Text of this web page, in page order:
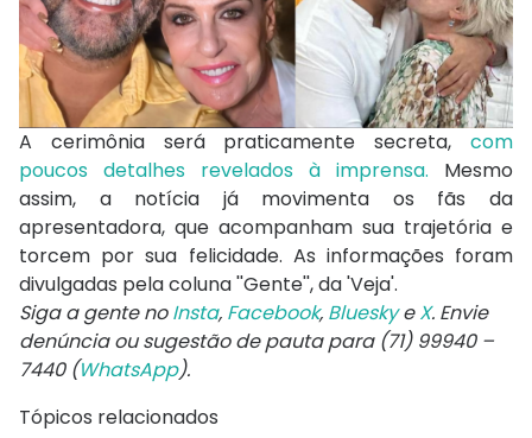
A cerimônia será praticamente secreta, com
poucos detalhes revelados à imprensa. Mesmo
assim, a notícia já movimenta os fãs da
apresentadora, que acompanham sua trajetória e
torcem por sua felicidade. As informações foram
divulgadas pela coluna ''Gente'', da 'Veja'.
Siga a gente noInsta, Facebook, BlueskyeX. Envie
denúncia ou sugestão de pauta para (71) 99940 –
7440 (WhatsApp).
Tópicos relacionados